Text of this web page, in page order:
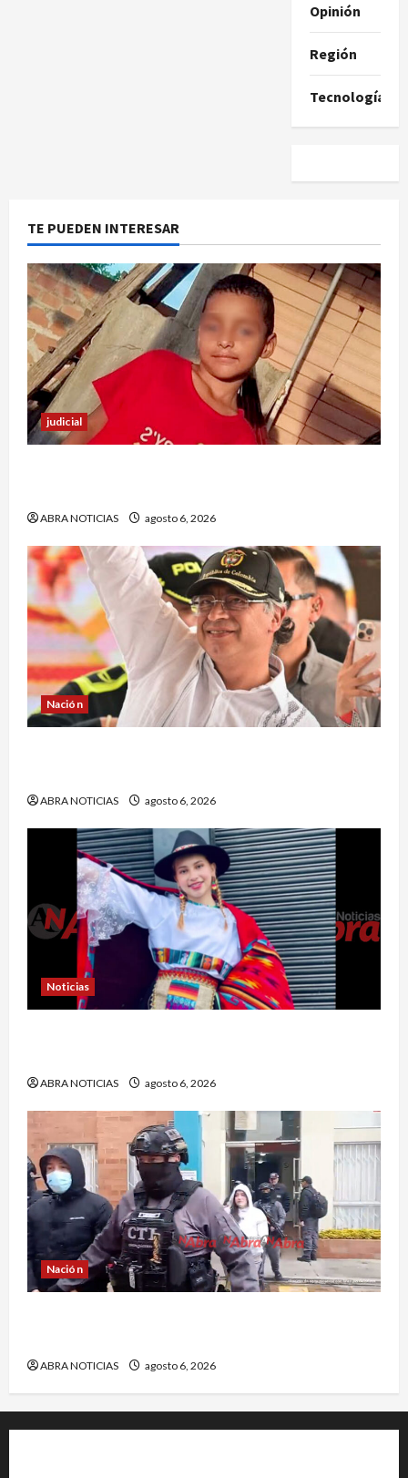
Opinión
Región
Tecnología
TE PUEDEN INTERESAR
judicial
ABRA NOTICIAS agosto 6, 2026
Nación
ABRA NOTICIAS agosto 6, 2026
Noticias
ABRA NOTICIAS agosto 6, 2026
Nación
ABRA NOTICIAS agosto 6, 2026